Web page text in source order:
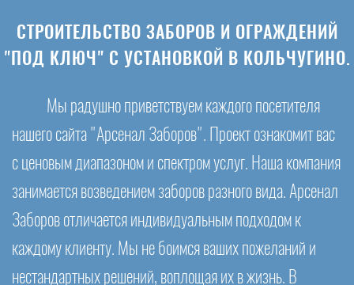
СТРОИТЕЛЬСТВО ЗАБОРОВ И ОГРАЖДЕНИЙ
"ПОД КЛЮЧ" С УСТАНОВКОЙ В КОЛЬЧУГИНО.
Мы радушно приветствуем каждого посетителя
нашего сайта "Арсенал Заборов". Проект ознакомит вас
с ценовым диапазоном и спектром услуг. Наша компания
занимается возведением заборов разного вида. Арсенал
Заборов отличается индивидуальным подходом к
каждому клиенту. Мы не боимся ваших пожеланий и
нестандартных решений, воплощая их в жизнь. В